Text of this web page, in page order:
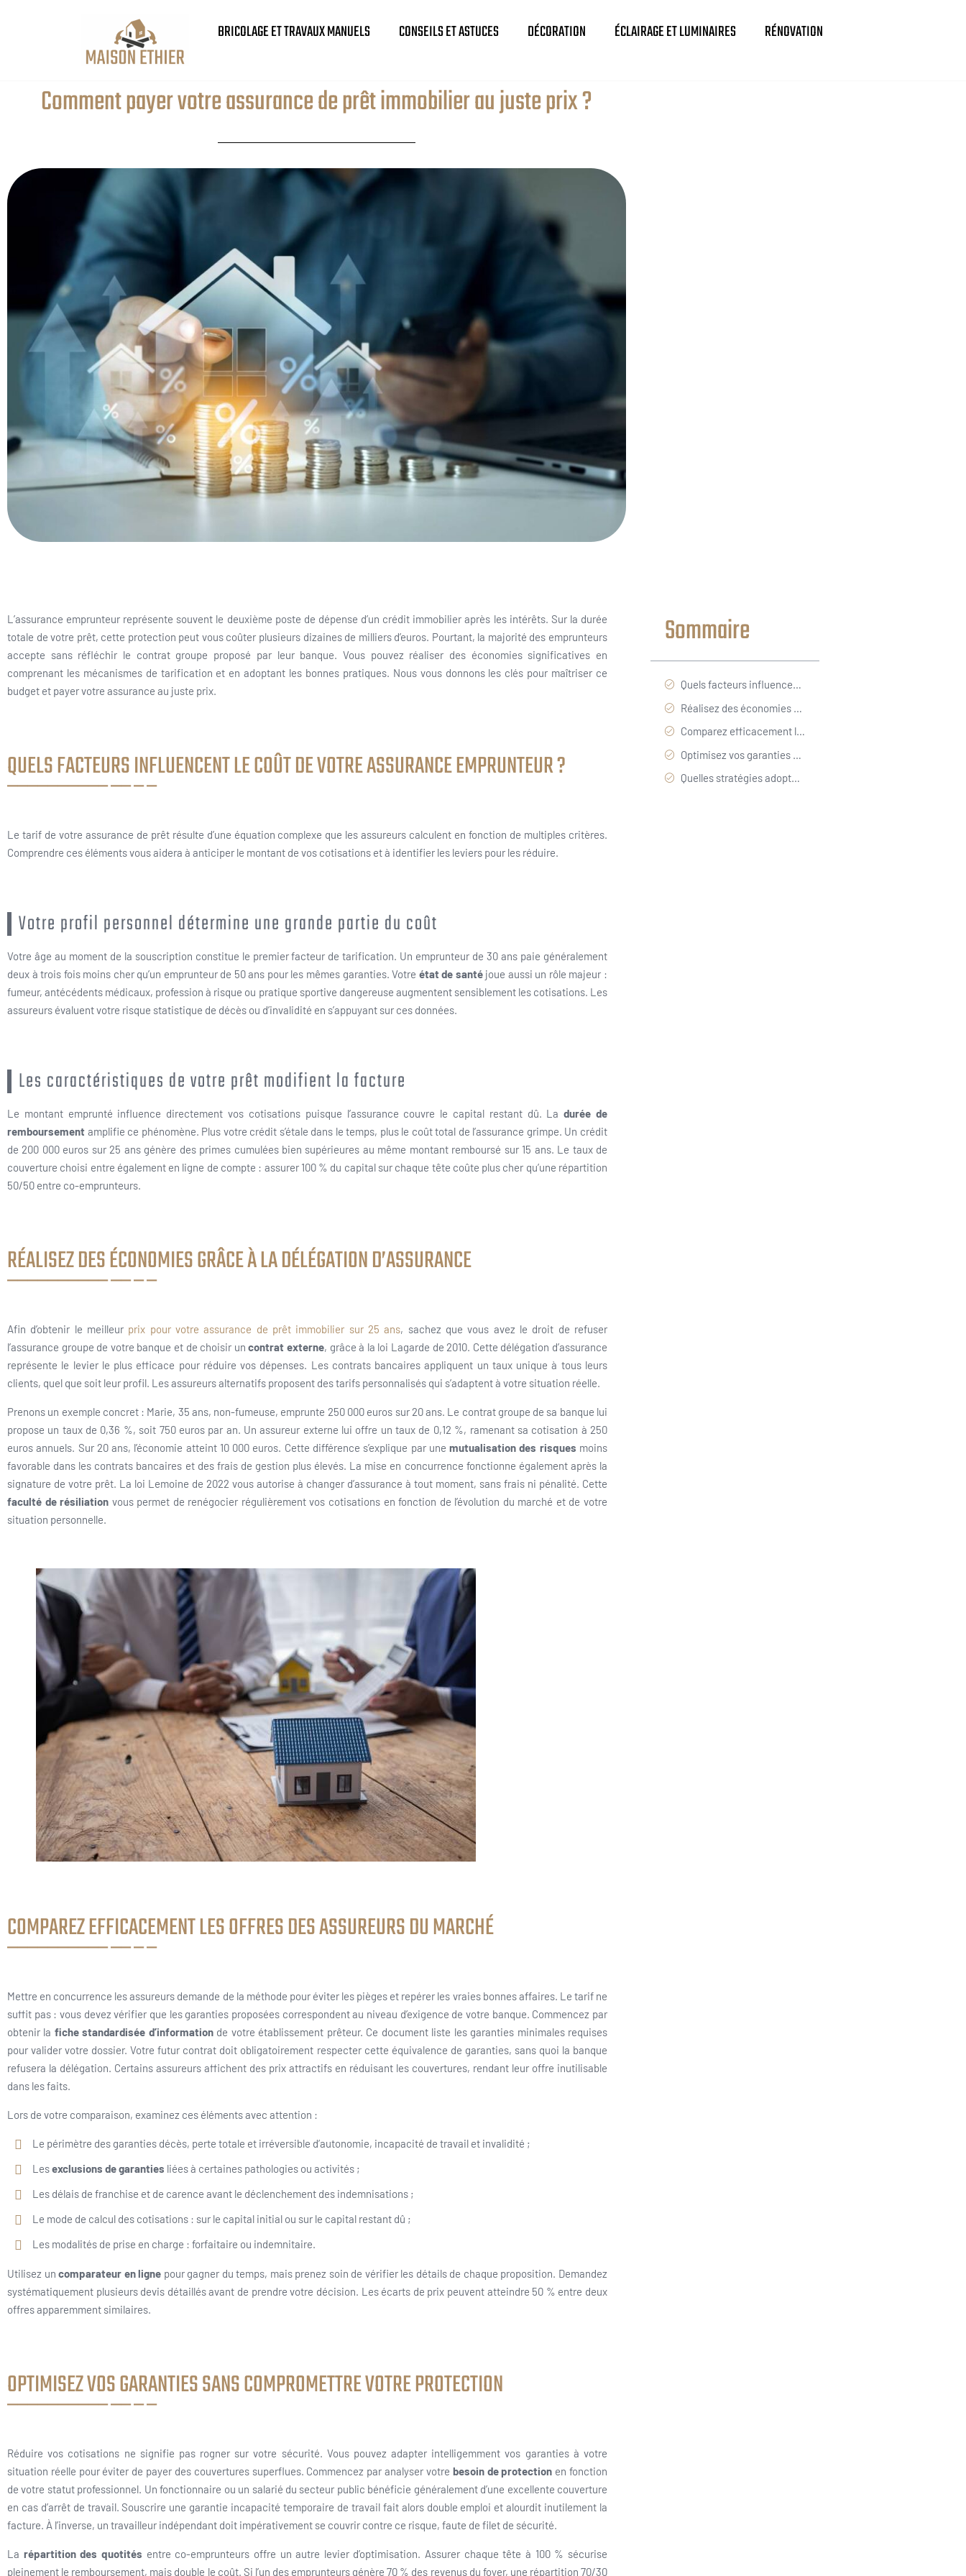
BRICOLAGE ET TRAVAUX MANUELS CONSEILS ET ASTUCES DÉCORATION ÉCLAIRAGE ET LUMINAIRES RÉNOVATION
Comment payer votre assurance de prêt immobilier au juste prix ?
L’assurance emprunteur représente souvent le deuxième poste de dépense d’un crédit immobilier après les intérêts. Sur la durée
totale de votre prêt, cette protection peut vous coûter plusieurs dizaines de milliers d’euros. Pourtant, la majorité des emprunteurs
accepte sans réfléchir le contrat groupe proposé par leur banque. Vous pouvez réaliser des économies significatives en
comprenant les mécanismes de tarification et en adoptant les bonnes pratiques. Nous vous donnons les clés pour maîtriser ce
budget et payer votre assurance au juste prix.
QUELS FACTEURS INFLUENCENT LE COÛT DE VOTRE ASSURANCE EMPRUNTEUR ?
Le tarif de votre assurance de prêt résulte d’une équation complexe que les assureurs calculent en fonction de multiples critères.
Comprendre ces éléments vous aidera à anticiper le montant de vos cotisations et à identifier les leviers pour les réduire.
Votre profil personnel détermine une grande partie du coût
Votre âge au moment de la souscription constitue le premier facteur de tarification. Un emprunteur de 30 ans paie généralement
deux à trois fois moins cher qu’un emprunteur de 50 ans pour les mêmes garanties. Votre état de santéjoue aussi un rôle majeur :
fumeur, antécédents médicaux, profession à risque ou pratique sportive dangereuse augmentent sensiblement les cotisations. Les
assureurs évaluent votre risque statistique de décès ou d’invalidité en s’appuyant sur ces données.
Les caractéristiques de votre prêt modifient la facture
Le montant emprunté influence directement vos cotisations puisque l’assurance couvre le capital restant dû. Ladurée de
remboursement amplifie ce phénomène. Plus votre crédit s’étale dans le temps, plus le coût total de l’assurance grimpe. Un crédit
de 200 000 euros sur 25 ans génère des primes cumulées bien supérieures au même montant remboursé sur 15 ans. Le taux de
couverture choisi entre également en ligne de compte : assurer 100 % du capital sur chaque tête coûte plus cher qu’une répartition
50/50 entre co-emprunteurs.
RÉALISEZ DES ÉCONOMIES GRÂCE À LA DÉLÉGATION D’ASSURANCE
Afin d’obtenir le meilleur prix pour votre assurance de prêt immobilier sur 25 ans, sachez que vous avez le droit de refuser
l’assurance groupe de votre banque et de choisir uncontrat externe, grâce à la loi Lagarde de 2010. Cette délégation d’assurance
représente le levier le plus efficace pour réduire vos dépenses. Les contrats bancaires appliquent un taux unique à tous leurs
clients, quel que soit leur profil. Les assureurs alternatifs proposent des tarifs personnalisés qui s’adaptent à votre situation réelle.
Prenons un exemple concret : Marie, 35 ans, non-fumeuse, emprunte 250 000 euros sur 20 ans. Le contrat groupe de sa banque lui
propose un taux de 0,36 %, soit 750 euros par an. Un assureur externe lui offre un taux de 0,12 %, ramenant sa cotisation à 250
euros annuels. Sur 20 ans, l’économie atteint 10 000 euros. Cette différence s’explique par unemutualisation des risques moins
favorable dans les contrats bancaires et des frais de gestion plus élevés. La mise en concurrence fonctionne également après la
signature de votre prêt. La loi Lemoine de 2022 vous autorise à changer d’assurance à tout moment, sans frais ni pénalité. Cette
faculté de résiliation vous permet de renégocier régulièrement vos cotisations en fonction de l’évolution du marché et de votre
situation personnelle.
COMPAREZ EFFICACEMENT LES OFFRES DES ASSUREURS DU MARCHÉ
Mettre en concurrence les assureurs demande de la méthode pour éviter les pièges et repérer les vraies bonnes affaires. Le tarif ne
suffit pas : vous devez vérifier que les garanties proposées correspondent au niveau d’exigence de votre banque. Commencez par
obtenir la fiche standardisée d’informationde votre établissement prêteur. Ce document liste les garanties minimales requises
pour valider votre dossier. Votre futur contrat doit obligatoirement respecter cette équivalence de garanties, sans quoi la banque
refusera la délégation. Certains assureurs affichent des prix attractifs en réduisant les couvertures, rendant leur offre inutilisable
dans les faits.
Lors de votre comparaison, examinez ces éléments avec attention :
Le périmètre des garanties décès, perte totale et irréversible d’autonomie, incapacité de travail et invalidité ;
Lesexclusions de garanties liées à certaines pathologies ou activités ;
Les délais de franchise et de carence avant le déclenchement des indemnisations ;
Le mode de calcul des cotisations : sur le capital initial ou sur le capital restant dû ;
Les modalités de prise en charge : forfaitaire ou indemnitaire.
Utilisez uncomparateur en ligne pour gagner du temps, mais prenez soin de vérifier les détails de chaque proposition. Demandez
systématiquement plusieurs devis détaillés avant de prendre votre décision. Les écarts de prix peuvent atteindre 50 % entre deux
offres apparemment similaires.
OPTIMISEZ VOS GARANTIES SANS COMPROMETTRE VOTRE PROTECTION
Réduire vos cotisations ne signifie pas rogner sur votre sécurité. Vous pouvez adapter intelligemment vos garanties à votre
situation réelle pour éviter de payer des couvertures superflues. Commencez par analyser votre besoin de protection en fonction
de votre statut professionnel. Un fonctionnaire ou un salarié du secteur public bénéficie généralement d’une excellente couverture
en cas d’arrêt de travail. Souscrire une garantie incapacité temporaire de travail fait alors double emploi et alourdit inutilement la
facture. À l’inverse, un travailleur indépendant doit impérativement se couvrir contre ce risque, faute de filet de sécurité.
La répartition des quotités entre co-emprunteurs offre un autre levier d’optimisation. Assurer chaque tête à 100 % sécurise
pleinement le remboursement, mais double le coût. Si l’un des emprunteurs génère 70 % des revenus du foyer, une répartition 70/30
Sommaire
Quels facteurs influencent le coût de votre assurance emprunteur ?
Comparez efficacement les offres des assureurs du marché
Quelles stratégies adopter pour réduire durablement vos cotisations ?